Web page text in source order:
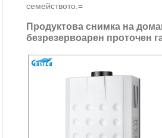
семейството.=
Продуктова снимка на
безрезервоарен проточен